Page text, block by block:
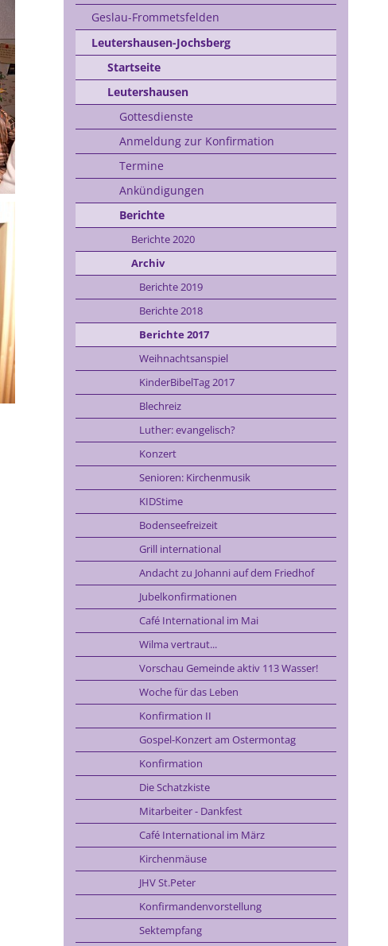
Geslau-Frommetsfelden
Leutershausen-Jochsberg
Startseite
Leutershausen
Gottesdienste
Anmeldung zur Konfirmation
Termine
Ankündigungen
Berichte
Berichte 2020
Archiv
Berichte 2019
Berichte 2018
Berichte 2017
Weihnachtsanspiel
KinderBibelTag 2017
Blechreiz
Luther: evangelisch?
Konzert
Senioren: Kirchenmusik
KIDStime
Bodenseefreizeit
Grill international
Andacht zu Johanni auf dem Friedhof
Jubelkonfirmationen
Café International im Mai
Wilma vertraut...
Vorschau Gemeinde aktiv 113 Wasser!
Woche für das Leben
Konfirmation II
Gospel-Konzert am Ostermontag
Konfirmation
Die Schatzkiste
Mitarbeiter - Dankfest
Café International im März
Kirchenmäuse
JHV St.Peter
Konfirmandenvorstellung
Sektempfang